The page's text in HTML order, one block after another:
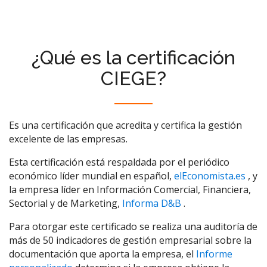
¿Qué es la certificación
CIEGE?
Es una certificación que acredita y certifica la gestión
excelente de las empresas.
Esta certificación está respaldada por el periódico
económico líder mundial en español, elEconomista.es , y
la empresa líder en Información Comercial, Financiera,
Sectorial y de Marketing, Informa D&B .
Para otorgar este certificado se realiza una auditoría de
más de 50 indicadores de gestión empresarial sobre la
documentación que aporta la empresa, el Informe